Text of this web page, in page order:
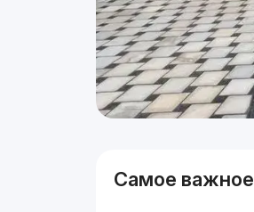
Самое важное